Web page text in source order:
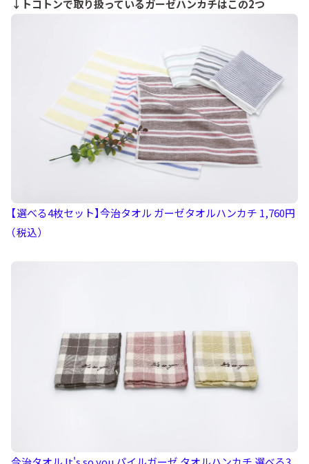
↓トコトンで取り扱っているガーゼハンカチはこの2つ
【選べる4枚セット】今治タオル ガーゼタオルハンカチ 1,760円
（税込）